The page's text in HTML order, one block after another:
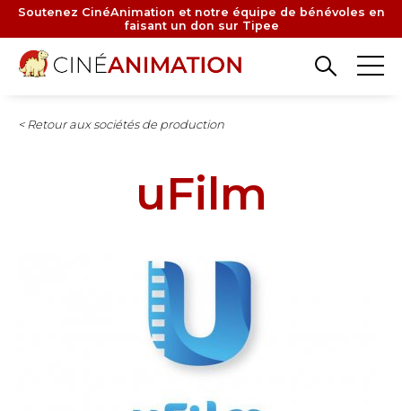
Aller
contenu
principal
Soutenez CinéAnimation et notre équipe de bénévoles en
faisant un don sur Tipee
< Retour aux sociétés de production
uFilm